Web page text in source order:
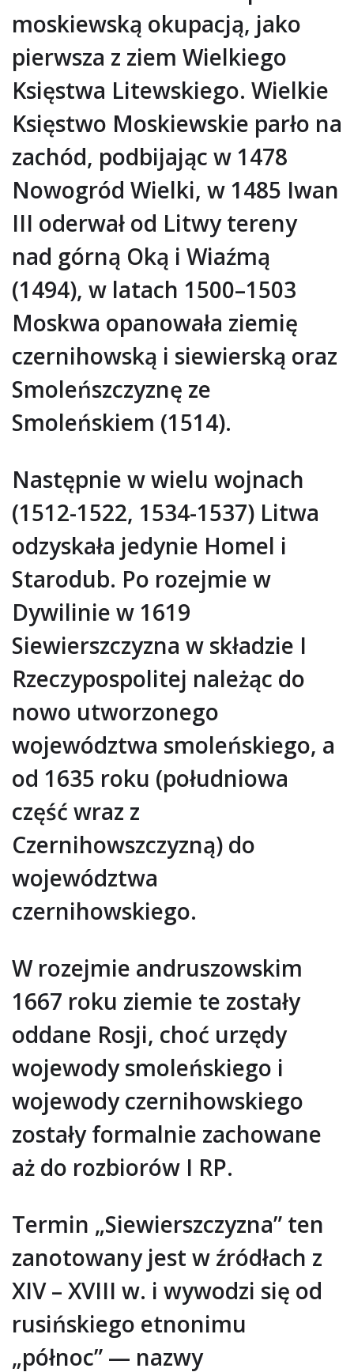
moskiewską okupacją, jako
pierwsza z ziem Wielkiego
Księstwa Litewskiego. Wielkie
Księstwo Moskiewskie parło na
zachód, podbijając w 1478
Nowogród Wielki, w 1485 Iwan
III oderwał od Litwy tereny
nad górną Oką i Wiaźmą
(1494), w latach 1500–1503
Moskwa opanowała ziemię
czernihowską i siewierską oraz
Smoleńszczyznę ze
Smoleńskiem (1514).
Następnie w wielu wojnach
(1512-1522, 1534-1537) Litwa
odzyskała jedynie Homel i
Starodub. Po rozejmie w
Dywilinie w 1619
Siewierszczyzna w składzie I
Rzeczypospolitej należąc do
nowo utworzonego
województwa smoleńskiego, a
od 1635 roku (południowa
część wraz z
Czernihowszczyzną) do
województwa
czernihowskiego.
W rozejmie andruszowskim
1667 roku ziemie te zostały
oddane Rosji, choć urzędy
wojewody smoleńskiego i
wojewody czernihowskiego
zostały formalnie zachowane
aż do rozbiorów I RP.
Termin „Siewierszczyzna” ten
zanotowany jest w źródłach z
XIV – XVIII w. i wywodzi się od
rusińskiego etnonimu
„północ” — nazwy